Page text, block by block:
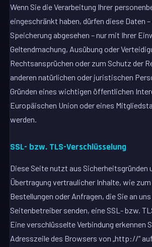
Wenn Sie die Verarbeitung Ihrer
eingeschränkt haben, dürfen diese Daten
Speicherung abgesehen – nur mit Ihrer
Geltendmachung, Ausübung oder
Rechtsansprüchen oder zum Schutz der
anderen natürlichen oder juristischen
Gründen eines wichtigen öffentlichen
Europäischen Union oder eines
werden.
SSL- bzw. TLS-Verschlüsselung
Diese Seite nutzt aus Sicherheitsgründen
Übertragung vertraulicher Inhalte, wie
Bestellungen oder Anfragen, die Sie an uns
Seitenbetreiber senden, eine SSL- bzw.
Eine verschlüsselte Verbindung erkennen
Adresszeile des Browsers von „http://“